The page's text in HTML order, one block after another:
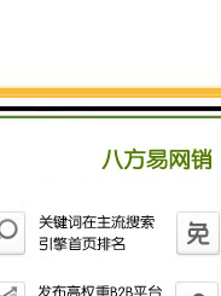
车位充足，月卡